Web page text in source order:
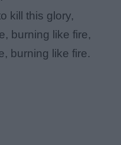
kill this glory,
burning like fire,
burning like fire.